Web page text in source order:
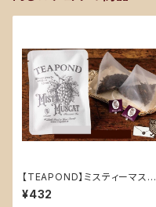
【TEAPOND】ミスティーマスカ
ット デザイン袋入り ティーバッ
グ2個入り
¥432